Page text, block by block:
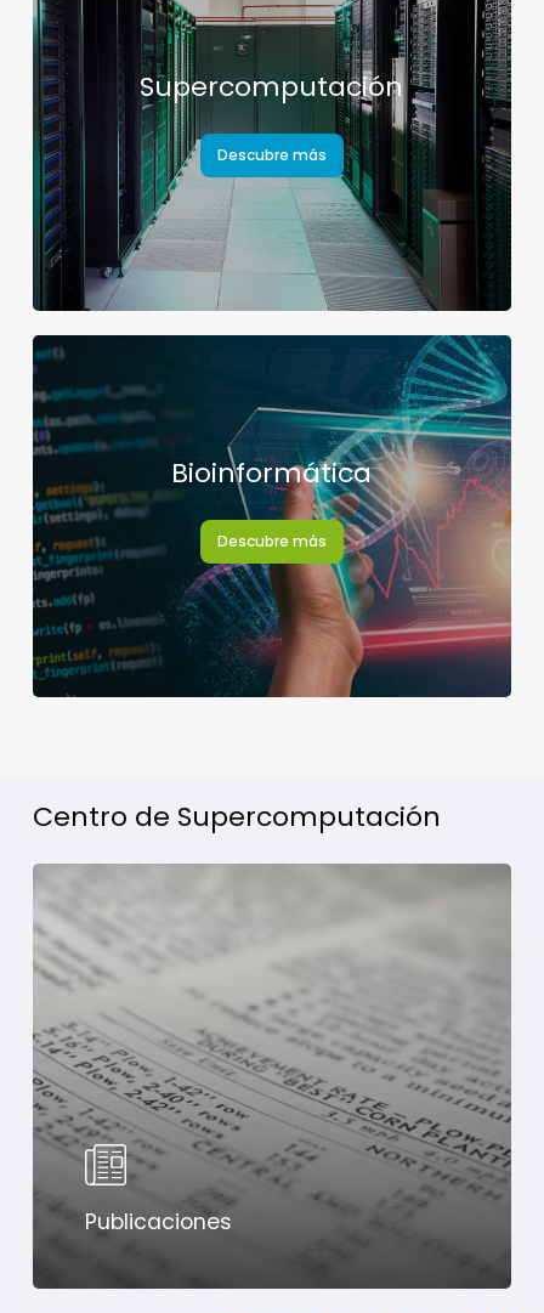
Supercomputación
Descubre más
Bioinformática
Descubre más
Centro de Supercomputación
Publicaciones